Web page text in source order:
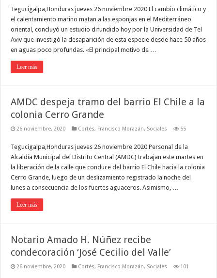
Tegucigalpa,Honduras jueves 26 noviembre 2020 El cambio climático y
el calentamiento marino matan a las esponjas en el Mediterráneo
oriental, concluyó un estudio difundido hoy por la Universidad de Tel
Aviv que investigó la desaparición de esta especie desde hace 50 años
en aguas poco profundas. «El principal motivo de …
Leer más
AMDC despeja tramo del barrio El Chile a la
colonia Cerro Grande
26 noviembre, 2020 Cortés, Francisco Morazán, Sociales 55
Tegucigalpa,Honduras jueves 26 noviembre 2020 Personal de la
Alcaldía Municipal del Distrito Central (AMDC) trabajan este martes en
la liberación de la calle que conduce del barrio El Chile hacia la colonia
Cerro Grande, luego de un deslizamiento registrado la noche del
lunes a consecuencia de los fuertes aguaceros. Asimismo, …
Leer más
Notario Amado H. Núñez recibe
condecoración ‘José Cecilio del Valle’
26 noviembre, 2020 Cortés, Francisco Morazán, Sociales 101